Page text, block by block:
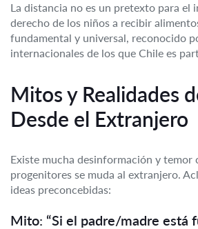
La distancia no es un pretexto para el
derecho de los niños a recibir
fundamental y universal, reconocido
internacionales de los que Chile es
Mitos y Realidades
Desde el Extranjero
Existe mucha desinformación y temor
progenitores se muda al extranjero.
ideas preconcebidas:
Mito: “Si el padre/madre está